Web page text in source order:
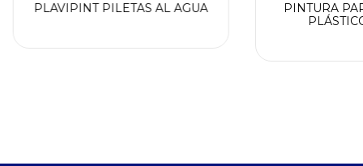
PLAVIPINT PILETAS AL AGUA
PINTURA